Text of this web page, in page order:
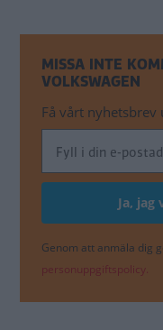
MISSA INTE
VOLKSWAGEN
Få vårt nyhetsbrev
Genom att anmäla dig
personuppgiftspolicy.